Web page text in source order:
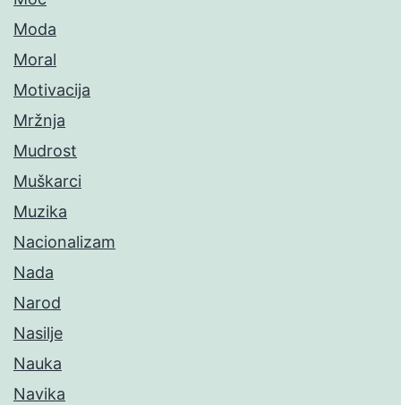
Moda
Moral
Motivacija
Mržnja
Mudrost
Muškarci
Muzika
Nacionalizam
Nada
Narod
Nasilje
Nauka
Navika